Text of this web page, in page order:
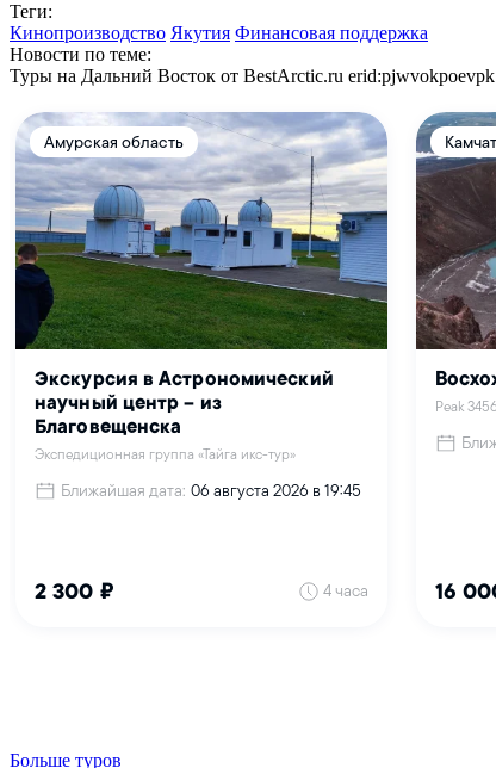
Теги:
Кинопроизводство Якутия Финансовая поддержка
Новости по теме:
Туры на Дальний Восток от BestArctic.ru erid:pjwvokpoevpk
Больше туров